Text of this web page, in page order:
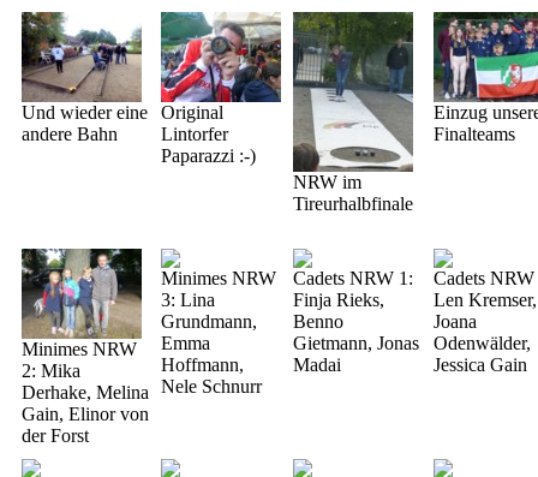
Und wieder eine
andere Bahn
Original
Lintorfer
Paparazzi :-)
NRW im
Tireurhalbfinale
Einzug
Finalteams
Minimes NRW
2: Mika
Derhake, Melina
Gain, Elinor von
der Forst
Minimes NRW
3: Lina
Grundmann,
Emma
Hoffmann,
Nele Schnurr
Cadets NRW 1:
Finja Rieks,
Benno
Gietmann, Jonas
Madai
Cadets NRW
Len Kremser,
Joana
Odenwälder,
Jessica Gain